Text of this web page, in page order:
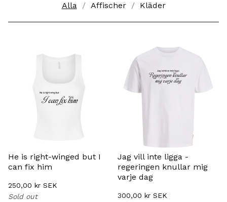
Alla Affischer Kläder
Produkter
He is right-winged but I
can fix him
250,00 kr SEK
Sold out
Jag vill inte ligga -
regeringen knullar mig
varje dag
300,00 kr SEK